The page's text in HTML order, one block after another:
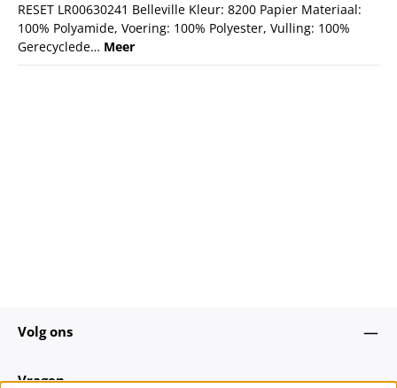
RESET LR00630241 Belleville Kleur: 8200 Papier Materiaal:
100% Polyamide, Voering: 100% Polyester, Vulling: 100%
Gerecyclede… Meer
Volg ons
Vragen